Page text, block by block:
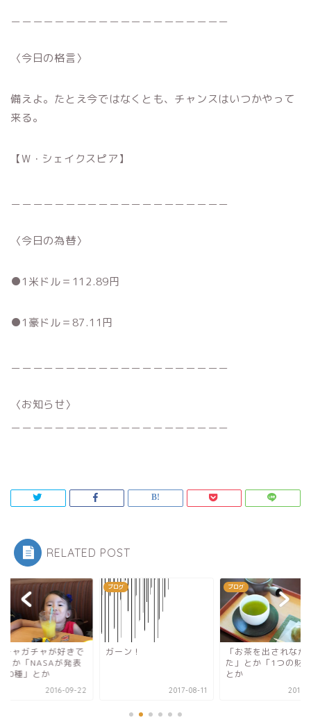
〈今日の格言〉
備えよ。たとえ今ではなくとも、チャンスはいつかやって
来る。
【W・シェイクスピア】
〈今日の為替〉
●1米ドル＝112.89円
●1豪ドル＝87.11円
〈お知らせ〉
RELATED POST
チャガチャが好きで
とか「NASAが発表
50種」とか
2016-09-22
ブログ
ガーン！
2017-08-11
ブログ
「お茶を出されなか
た」とか「1つの財
とか
2017-